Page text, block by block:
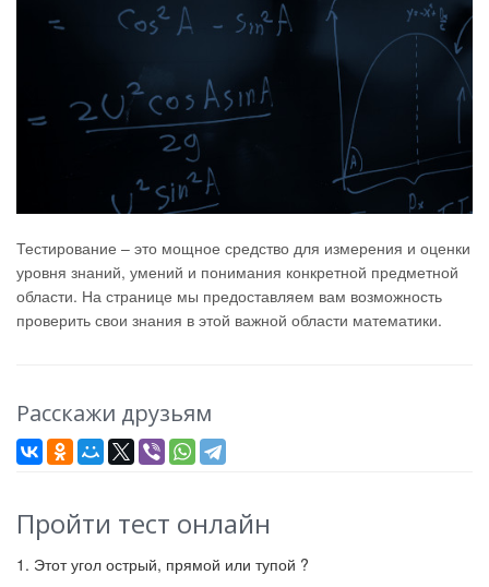
Тестирование – это мощное средство для измерения и оценки
уровня знаний, умений и понимания конкретной предметной
области. На странице мы предоставляем вам возможность
проверить свои знания в этой важной области математики.
Расскажи друзьям
Пройти тест онлайн
1. Этот угол острый, прямой или тупой ?